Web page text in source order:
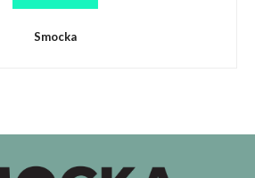
Smocka